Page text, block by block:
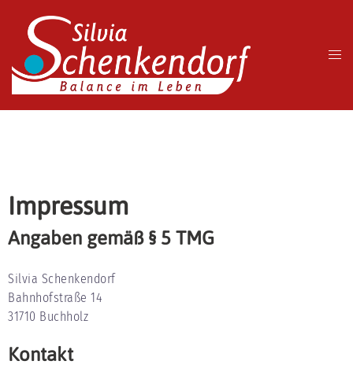
Impressum
Angaben gemäß § 5 TMG
Silvia Schenkendorf
Bahnhofstraße 14
31710 Buchholz
Kontakt